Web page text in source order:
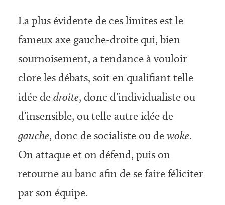
La plus évidente de ces limites est le
fameux axe gauche-droite qui, bien
sournoisement, a tendance à vouloir
clore les débats, soit en qualifiant telle
idée dedroite, donc d’individualiste ou
d’insensible, ou telle autre idée de
gauche, donc de socialiste ou dewoke.
On attaque et on défend, puis on
retourne au banc afin de se faire féliciter
par son équipe.